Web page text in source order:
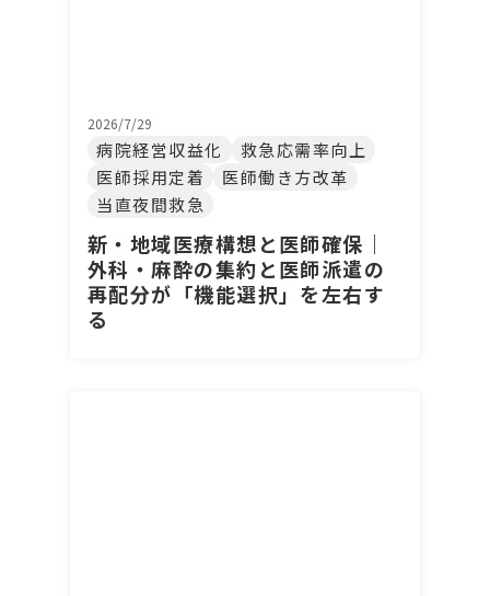
2026/7/29
病院経営収益化
救急応需率向上
医師採用定着
医師働き方改革
当直夜間救急
新・地域医療構想と医師確保｜
外科・麻酔の集約と医師派遣の
再配分が「機能選択」を左右す
る